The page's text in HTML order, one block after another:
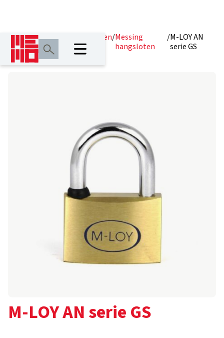
Home/Producten Hangsloten/Messing
hangsloten
/M-LOY AN
serie GS
M-LOY AN serie GS